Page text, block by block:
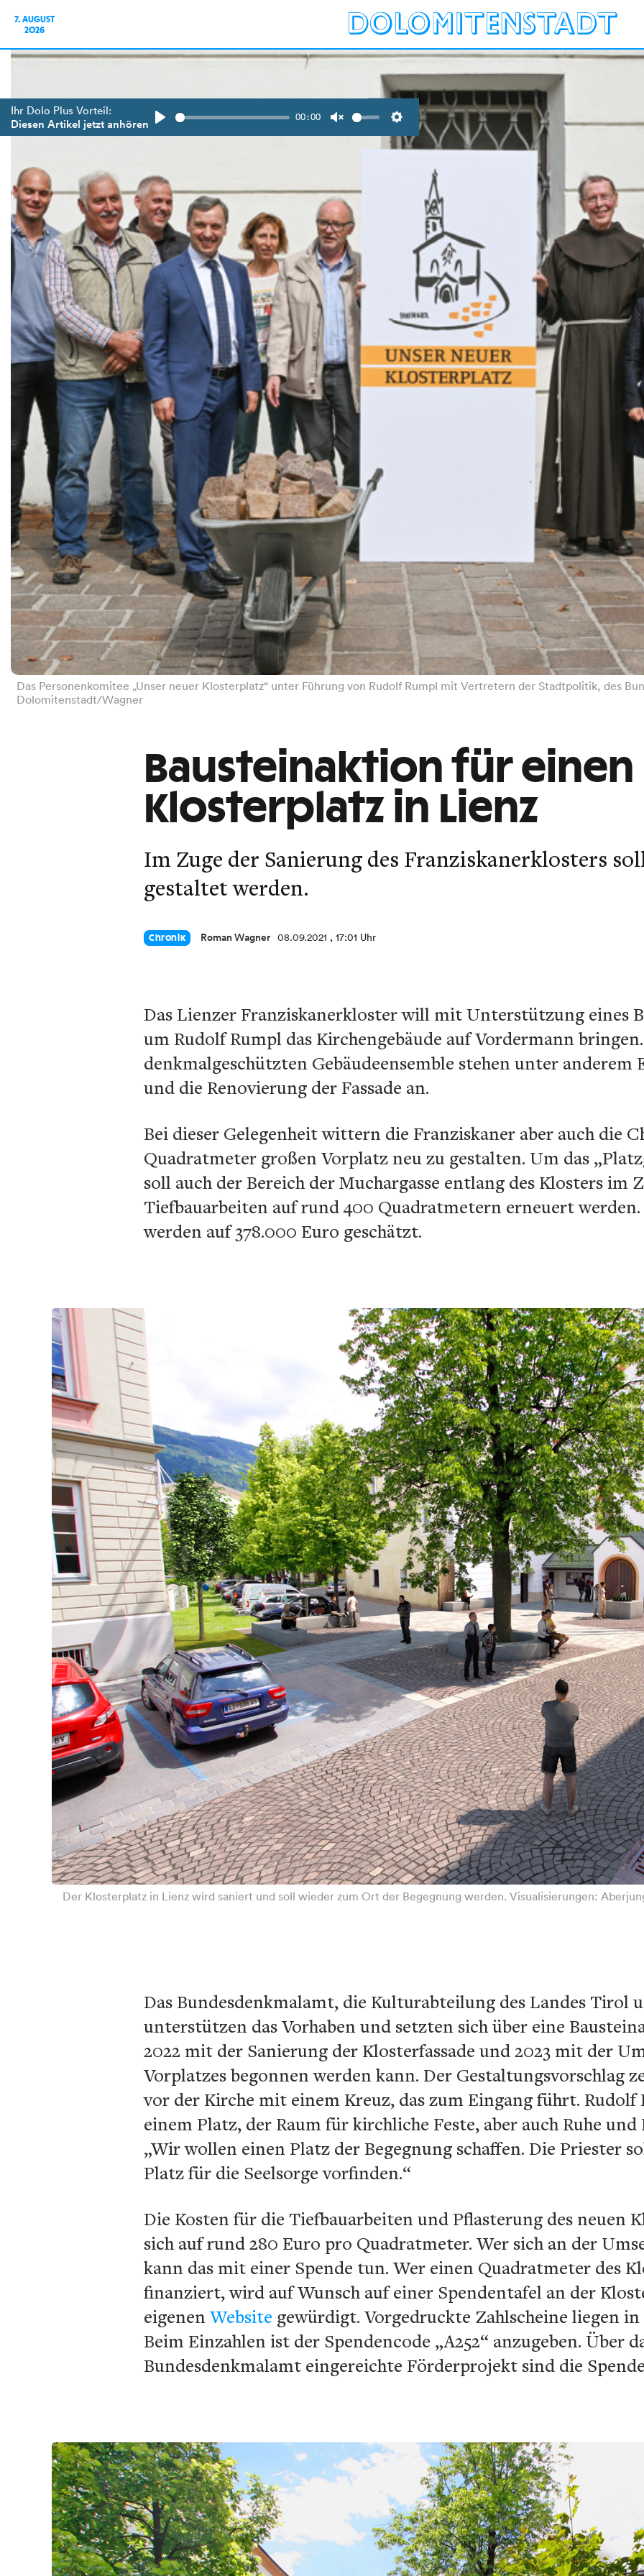
7. AUGUST
2026
Ihr Dolo Plus Vorteil:
Diesen Artikel jetzt anhören 00:00
Settings
Das Personenkomitee „Unser neuer Klosterplatz“ unter Führung von Rudolf Rumpl mit Vertretern der Stadtpolitik, des
Dolomitenstadt/Wagner
Bausteinaktion für
Klosterplatz in Lienz
Im Zuge der Sanierung des Franziskanerklosters
gestaltet werden.
Chronik Roman Wagner 08.09.2021 , 17:01 Uhr
Das Lienzer Franziskanerkloster will mit Unterstützung eines
um Rudolf Rumpl das Kirchengebäude auf Vordermann
denkmalgeschützten Gebäudeensemble stehen unter
und die Renovierung der Fassade an.
Bei dieser Gelegenheit wittern die Franziskaner aber auch die
Quadratmeter großen Vorplatz neu zu gestalten. Um das
soll auch der Bereich der Muchargasse entlang des Klosters im
Tiefbauarbeiten auf rund 400 Quadratmetern erneuert
werden auf 378.000 Euro geschätzt.
Der Klosterplatz in Lienz wird saniert und soll wieder zum Ort der Begegnung werden. Visualisierungen:
Das Bundesdenkmalamt, die Kulturabteilung des Landes Tirol
unterstützen das Vorhaben und setzten sich über eine
2022 mit der Sanierung der Klosterfassade und 2023 mit der
Vorplatzes begonnen werden kann. Der Gestaltungsvorschlag
vor der Kirche mit einem Kreuz, das zum Eingang führt.
einem Platz, der Raum für kirchliche Feste, aber auch Ruhe
„Wir wollen einen Platz der Begegnung schaffen. Die Priester
Platz für die Seelsorge vorfinden.“
Die Kosten für die Tiefbauarbeiten und Pflasterung des neuen
sich auf rund 280 Euro pro Quadratmeter. Wer sich an der
kann das mit einer Spende tun. Wer einen Quadratmeter des
finanziert, wird auf Wunsch auf einer Spendentafel an der
eigenenWebsite gewürdigt. Vorgedruckte Zahlscheine liegen
Beim Einzahlen ist der Spendencode „A252“ anzugeben. Über
Bundesdenkmalamt eingereichte Förderprojekt sind die